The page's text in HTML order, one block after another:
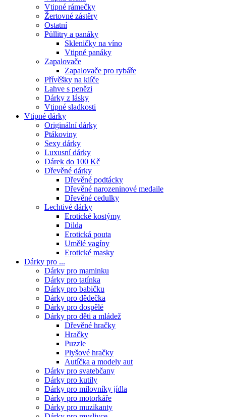
Vtipné rámečky
Žertovné zástěry
Ostatní
Půllitry a panáky
Skleničky na víno
Vtipné panáky
Zapalovače
Zapalovače pro rybáře
Přívěšky na klíče
Lahve s penězi
Dárky z lásky
Vtipné sladkosti
Vtipné dárky
Originální dárky
Ptákoviny
Sexy dárky
Luxusní dárky
Dárek do 100 Kč
Dřevěné dárky
Dřevěné podtácky
Dřevěné narozeninové medaile
Dřevěné cedulky
Lechtivé dárky
Erotické kostýmy
Dilda
Erotická pouta
Umělé vagíny
Erotické masky
Dárky pro ...
Dárky pro maminku
Dárky pro tatínka
Dárky pro babičku
Dárky pro dědečka
Dárky pro dospělé
Dárky pro děti a mládež
Dřevěné hračky
Hračky
Puzzle
Plyšové hračky
Autíčka a modely aut
Dárky pro svatebčany
Dárky pro kutily
Dárky pro milovníky jídla
Dárky pro motorkáře
Dárky pro muzikanty